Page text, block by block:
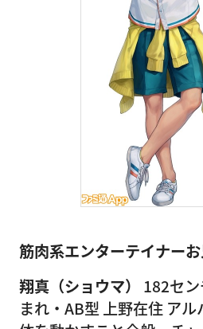
筋肉系エンターテイナー
翔真（ショウマ）
182セ
まれ・AB型 上野在住 アル